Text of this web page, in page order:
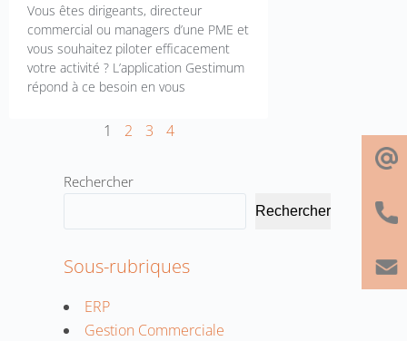
Vous êtes dirigeants, directeur
commercial ou managers d’une PME et
vous souhaitez piloter efficacement
votre activité ? L’application Gestimum
répond à ce besoin en vous
1 2 3 4
Rechercher
Rechercher
Sous-rubriques
ERP
Gestion Commerciale